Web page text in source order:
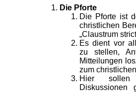
Die Pforte
Die Pforte ist
christlichen
„Claustrum
Es dient vor
zu stellen,
Mitteilungen
zum
Hier sollen
Diskussionen